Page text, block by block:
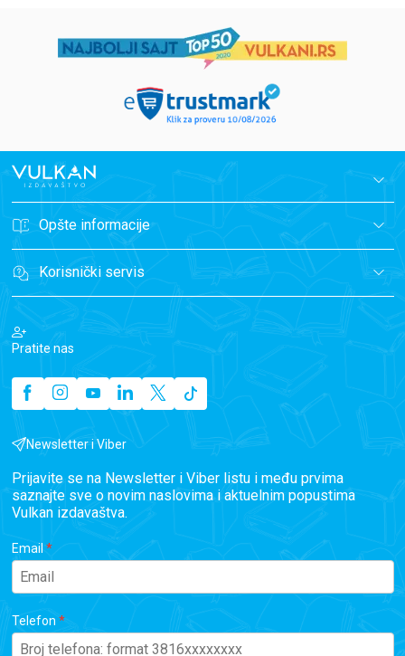
Opšte informacije
Korisnički servis
Pratite nas
Newsletter i Viber
Prijavite se na Newsletter i Viber listu i među prvima
saznajte sve o novim naslovima i aktuelnim popustima
Vulkan izdavaštva.
Email
Telefon